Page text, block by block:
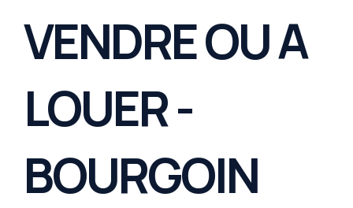
VENDRE OU A
LOUER -
BOURGOIN